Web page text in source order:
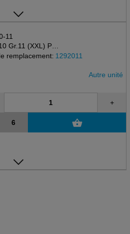
11
Gr.11 (XXL) PVC
/ 0.3mm
remplacement: 1292011
Autre unité
+